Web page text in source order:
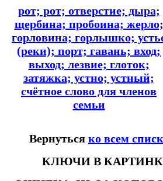
рот; рот; отверстие; дыра;
щербина; пробоина; жерло;
горловина; горлышко;
(реки); порт; гавань; вход;
выход; лезвие; глоток;
затяжка; устно; устный;
счётное слово для членов
семьи
Вернуться ко всем
КЛЮЧИ В